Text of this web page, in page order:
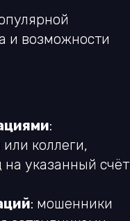
и возможности
:
коллеги,
указанный счёт
: мошенники